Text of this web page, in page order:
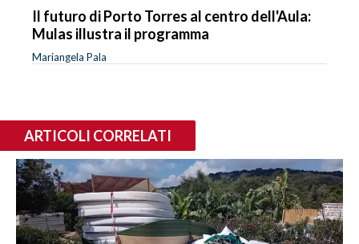
Il futuro di Porto Torres al centro dell'Aula:
Mulas illustra il programma
Mariangela Pala
ARTICOLI CORRELATI